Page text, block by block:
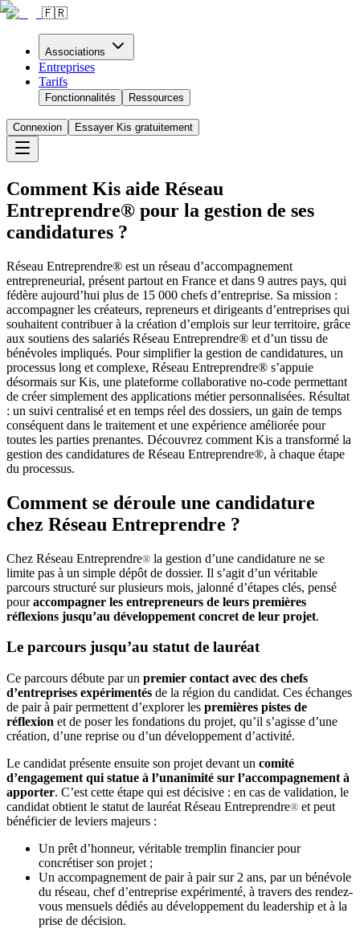
🇫🇷
Associations
Entreprises
Tarifs
Fonctionnalités Ressources
Connexion Essayer Kis gratuitement
Comment Kis aide Réseau
Entreprendre® pour la gestion de ses
candidatures ?
Réseau Entreprendre® est un réseau d’accompagnement
entrepreneurial, présent partout en France et dans 9 autres pays, qui
fédère aujourd’hui plus de 15 000 chefs d’entreprise. Sa mission :
accompagner les créateurs, repreneurs et dirigeants d’entreprises qui
souhaitent contribuer à la création d’emplois sur leur territoire, grâce
aux soutiens des salariés Réseau Entreprendre® et d’un tissu de
bénévoles impliqués. Pour simplifier la gestion de candidatures, un
processus long et complexe, Réseau Entreprendre® s’appuie
désormais sur Kis, une plateforme collaborative no-code permettant
de créer simplement des applications métier personnalisées. Résultat
: un suivi centralisé et en temps réel des dossiers, un gain de temps
conséquent dans le traitement et une expérience améliorée pour
toutes les parties prenantes. Découvrez comment Kis a transformé la
gestion des candidatures de Réseau Entreprendre®, à chaque étape
du processus.
Comment se déroule une candidature
chez Réseau Entreprendre ?
Chez Réseau Entreprendre® la gestion d’une candidature ne se
limite pas à un simple dépôt de dossier. Il s’agit d’un véritable
parcours structuré sur plusieurs mois, jalonné d’étapes clés, pensé
pouraccompagner les entrepreneurs de leurs premières
réflexions jusqu’au développement concret de leur projet.
Le parcours jusqu’au statut de lauréat
Ce parcours débute par un premier contact avec des chefs
d’entreprises expérimentés de la région du candidat. Ces échanges
de pair à pair permettent d’explorer les premières pistes de
réflexion et de poser les fondations du projet, qu’il s’agisse d’une
création, d’une reprise ou d’un développement d’activité.
Le candidat présente ensuite son projet devant un comité
d’engagement qui statue à l’unanimité sur l’accompagnement à
apporter. C’est cette étape qui est décisive : en cas de validation, le
candidat obtient le statut de lauréat Réseau Entreprendre® et peut
bénéficier de leviers majeurs :
Un prêt d’honneur, véritable tremplin financier pour
concrétiser son projet ;
Un accompagnement de pair à pair sur 2 ans, par un bénévole
du réseau, chef d’entreprise expérimenté, à travers des rendez-
vous mensuels dédiés au développement du leadership et à la
prise de décision.